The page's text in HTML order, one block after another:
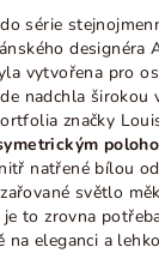
série
designéra
vytvořena pro
nadchla širokou
značky
natřené bílou
světlo
to zrovna
na